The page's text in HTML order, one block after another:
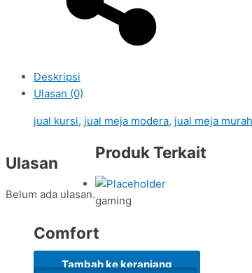
Deskripsi
Ulasan (0)
jual kursi, jual meja modera, jual meja murah
Ulasan
Belum ada ulasan.
Produk Terkait
gaming
Comfort
Tambah ke keranjang